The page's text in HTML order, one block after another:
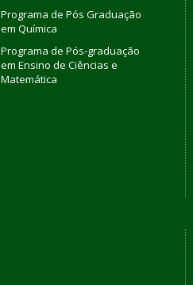
Programa de Pós Graduação
em Química
Programa de Pós-graduação
em Ensino de Ciências e
Matemática